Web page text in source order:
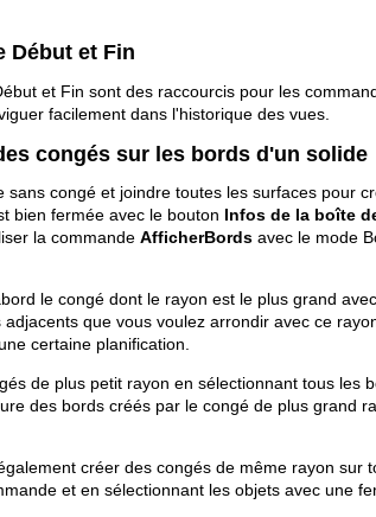
Début et Fin
et Fin sont des raccourcis pour les
facilement dans l'historique des vues.
congés sur les bords d'un solide
sans congé et joindre toutes les surfaces pour
bien fermée avec le bouton Infos de la boîte
la commande AfficherBords avec le mode
le congé dont le rayon est le plus grand
que vous voulez arrondir avec ce
certaine planification.
de plus petit rayon en sélectionnant tous les
des bords créés par le congé de plus grand
créer des congés de même rayon sur
et en sélectionnant les objets avec une